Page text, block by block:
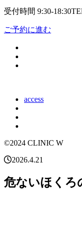
受付時間 9:30-18:30
ご予約に進む
access
©2024 CLINIC W
2026.4.21
危ないほくろ